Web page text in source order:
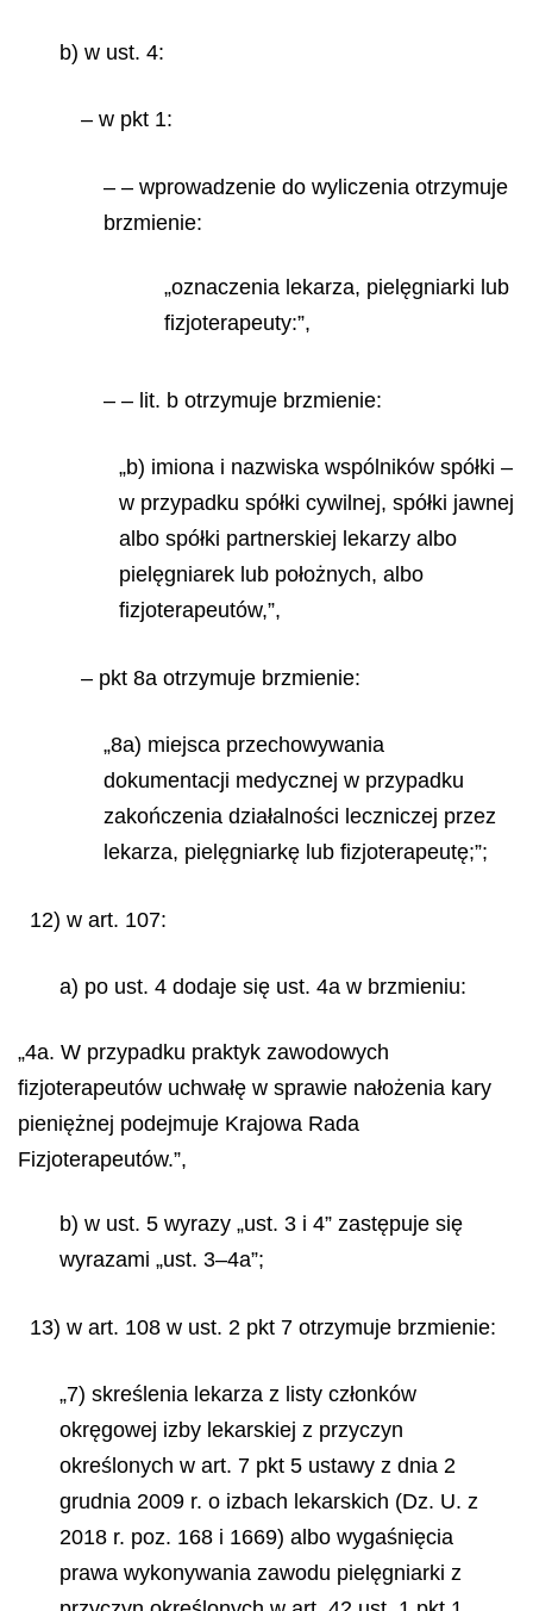
b) w ust. 4:
– w pkt 1:
– – wprowadzenie do wyliczenia otrzymuje
brzmienie:
„oznaczenia lekarza, pielęgniarki lub
fizjoterapeuty:”,
– – lit. b otrzymuje brzmienie:
„b) imiona i nazwiska wspólników spółki –
w przypadku spółki cywilnej, spółki jawnej
albo spółki partnerskiej lekarzy albo
pielęgniarek lub położnych, albo
fizjoterapeutów,”,
– pkt 8a otrzymuje brzmienie:
„8a) miejsca przechowywania
dokumentacji medycznej w przypadku
zakończenia działalności leczniczej przez
lekarza, pielęgniarkę lub fizjoterapeutę;”;
12) w art. 107:
a) po ust. 4 dodaje się ust. 4a w brzmieniu:
„4a. W przypadku praktyk zawodowych
fizjoterapeutów uchwałę w sprawie nałożenia kary
pieniężnej podejmuje Krajowa Rada
Fizjoterapeutów.”,
b) w ust. 5 wyrazy „ust. 3 i 4” zastępuje się
wyrazami „ust. 3–4a”;
13) w art. 108 w ust. 2 pkt 7 otrzymuje brzmienie:
„7) skreślenia lekarza z listy członków
okręgowej izby lekarskiej z przyczyn
określonych w art. 7 pkt 5 ustawy z dnia 2
grudnia 2009 r. o izbach lekarskich (Dz. U. z
2018 r. poz. 168 i 1669) albo wygaśnięcia
prawa wykonywania zawodu pielęgniarki z